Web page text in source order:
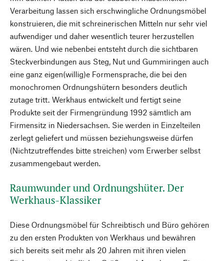
Verarbeitung lassen sich erschwingliche Ordnungsmöbel
konstruieren, die mit schreinerischen Mitteln nur sehr viel
aufwendiger und daher wesentlich teurer herzustellen
wären. Und wie nebenbei entsteht durch die sichtbaren
Steckverbindungen aus Steg, Nut und Gummiringen auch
eine ganz eigen(willig)e Formensprache, die bei den
monochromen Ordnungshütern besonders deutlich
zutage tritt. Werkhaus entwickelt und fertigt seine
Produkte seit der Firmengründung 1992 sämtlich am
Firmensitz in Niedersachsen. Sie werden in Einzelteilen
zerlegt geliefert und müssen beziehungsweise dürfen
(Nichtzutreffendes bitte streichen) vom Erwerber selbst
zusammengebaut werden.
Raumwunder und Ordnungshüter. Der
Werkhaus-Klassiker
Diese Ordnungsmöbel für Schreibtisch und Büro gehören
zu den ersten Produkten von Werkhaus und bewähren
sich bereits seit mehr als 20 Jahren mit ihren vielen